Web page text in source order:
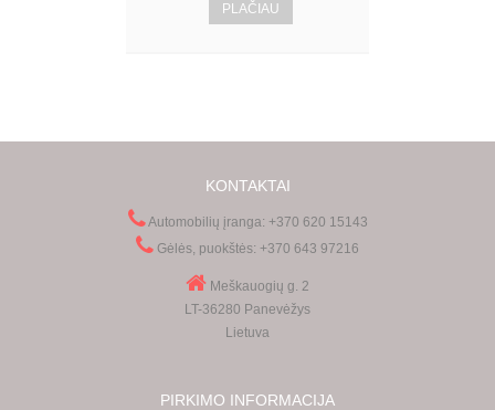
PLAČIAU
KONTAKTAI
Automobilių įranga: +370 620 15143
Gėlės, puokštės: +370 643 97216
Meškauogių g. 2
LT-36280 Panevėžys
Lietuva
PIRKIMO INFORMACIJA